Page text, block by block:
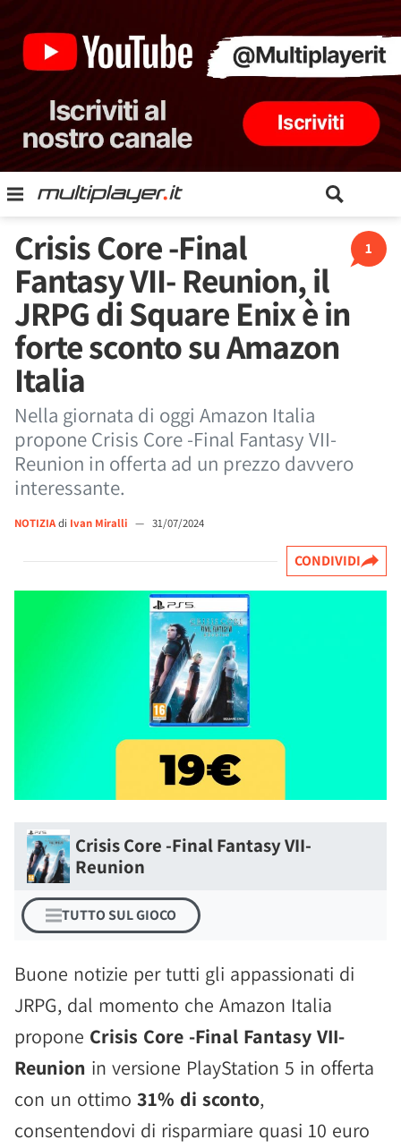
1
Crisis Core -Final
Fantasy VII- Reunion, il
JRPG di Square Enix è in
forte sconto su Amazon
Italia
Nella giornata di oggi Amazon Italia
propone Crisis Core -Final Fantasy VII-
Reunion in offerta ad un prezzo davvero
interessante.
NOTIZIAdi Ivan Miralli — 31/07/2024
CONDIVIDI
Crisis Core -Final Fantasy VII-
Reunion
TUTTO SUL GIOCO
Buone notizie per tutti gli appassionati di
JRPG, dal momento che Amazon Italia
propone Crisis Core -Final Fantasy VII-
Reunion in versione PlayStation 5 in offerta
con un ottimo 31% di sconto,
consentendovi di risparmiare quasi 10 euro